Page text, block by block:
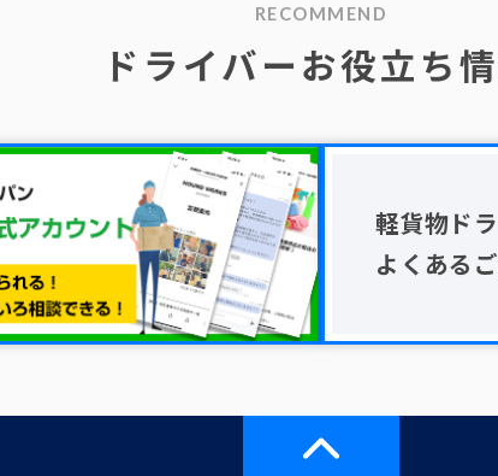
RECOMMEND
ドライバーお役立ち
軽貨物ド
よくある